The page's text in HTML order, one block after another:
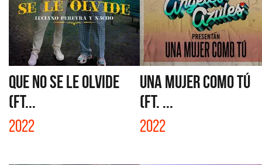
QUE NO SE LE OLVIDE
(FT...
2022
UNA MUJER COMO TÚ
(FT. ...
2022